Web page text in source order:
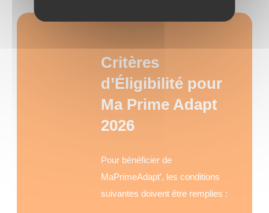
Critères
d’Éligibilité pour
Ma Prime Adapt
2026
Pour bénéficier de
MaPrimeAdapt’, les conditions
suivantes doivent être remplies :